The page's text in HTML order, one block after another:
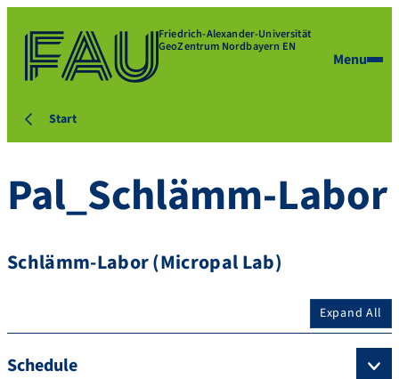
Friedrich-Alexander-Universität
GeoZentrum Nordbayern EN
Menu
Start
Pal_Schlämm-Labor
Schlämm-Labor (Micropal Lab)
Expand All
Schedule